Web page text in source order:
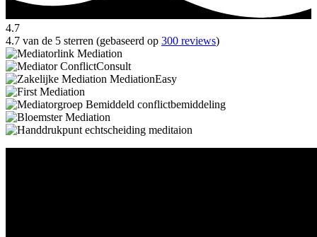
4.7
4.7 van de 5 sterren (gebaseerd op 300 reviews)